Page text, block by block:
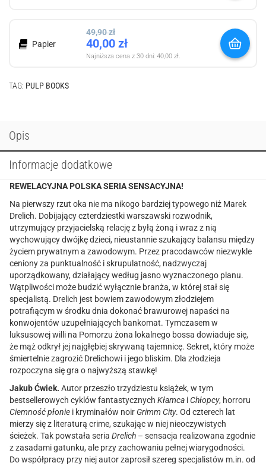
Papier
49,90zł
40,00 zł
Najniższa cena z 30 dni: 40,00 zł.
TAG: PULP BOOKS
Opis
Informacje dodatkowe
REWELACYJNA POLSKA SERIA SENSACYJNA!
Na pierwszy rzut oka nie ma nikogo bardziej typowego niż Marek
Drelich. Dobijający czterdziestki warszawski rozwodnik,
utrzymujący przyjacielską relację z byłą żoną i wraz z nią
wychowujący dwójkę dzieci, nieustannie szukający balansu między
życiem prywatnym a zawodowym. Przez pracodawców niezwykle
ceniony za punktualność i skrupulatność, nadzwyczaj
uporządkowany, działający według jasno wyznaczonego planu.
Wątpliwości może budzić wyłącznie branża, w której stał się
specjalistą. Drelich jest bowiem zawodowym złodziejem
potrafiącym w środku dnia dokonać brawurowej napaści na
konwojentów uzupełniających bankomat. Tymczasem w
luksusowej willi na Pomorzu żona lokalnego bossa dowiaduje się,
że mąż odkrył jej najgłębiej skrywaną tajemnicę. Sekret, który może
śmiertelnie zagrozić Drelichowi i jego bliskim. Dla złodzieja
rozpoczyna się gra o najwyższą stawkę!
Jakub Ćwiek. Autor przeszło trzydziestu książek, w tym
bestsellerowych cyklów fantastycznych Kłamca iChłopcy, horroru
Ciemność płonie i kryminałów noir Grimm City. Od czterech lat
mierzy się z literaturą crime, szukając w niej nieoczywistych
ścieżek. Tak powstała seria Drelich – sensacja realizowana zgodnie
z zasadami gatunku, ale przy zachowaniu pełnej wiarygodności.
Do współpracy przy niej autor zaprosił szereg specjalistów m.in. od